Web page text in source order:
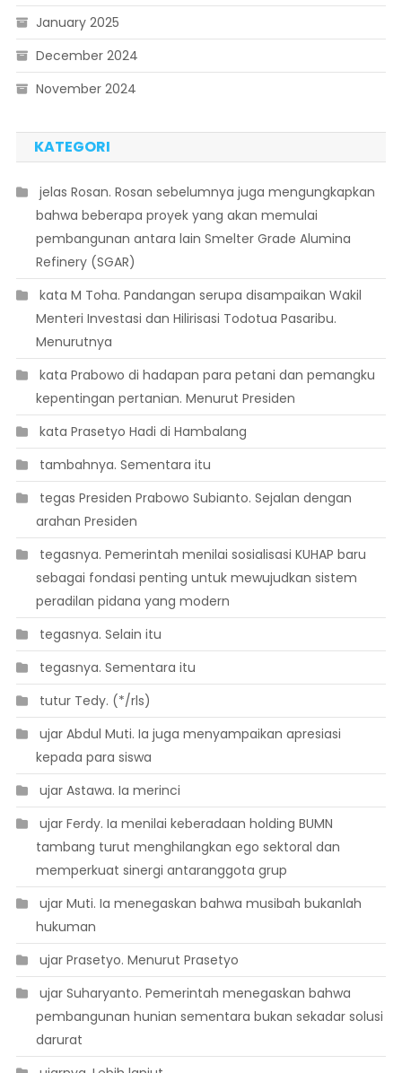
January 2025
December 2024
November 2024
KATEGORI
 jelas Rosan. Rosan sebelumnya juga mengungkapkan
bahwa beberapa proyek yang akan memulai
pembangunan antara lain Smelter Grade Alumina
Refinery (SGAR)
 kata M Toha. Pandangan serupa disampaikan Wakil
Menteri Investasi dan Hilirisasi Todotua Pasaribu.
Menurutnya
 kata Prabowo di hadapan para petani dan pemangku
kepentingan pertanian. Menurut Presiden
 kata Prasetyo Hadi di Hambalang
 tambahnya. Sementara itu
 tegas Presiden Prabowo Subianto. Sejalan dengan
arahan Presiden
 tegasnya. Pemerintah menilai sosialisasi KUHAP baru
sebagai fondasi penting untuk mewujudkan sistem
peradilan pidana yang modern
 tegasnya. Selain itu
 tegasnya. Sementara itu
 tutur Tedy. (*/rls)
 ujar Abdul Muti. Ia juga menyampaikan apresiasi
kepada para siswa
 ujar Astawa. Ia merinci
 ujar Ferdy. Ia menilai keberadaan holding BUMN
tambang turut menghilangkan ego sektoral dan
memperkuat sinergi antaranggota grup
 ujar Muti. Ia menegaskan bahwa musibah bukanlah
hukuman
 ujar Prasetyo. Menurut Prasetyo
 ujar Suharyanto. Pemerintah menegaskan bahwa
pembangunan hunian sementara bukan sekadar solusi
darurat